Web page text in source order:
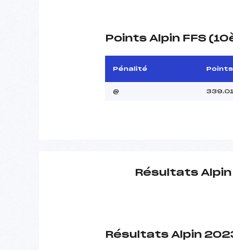
Points Alpin FFS
Pénalité Points
@ 339.01
Résultats Alpin
Résultats Alpin